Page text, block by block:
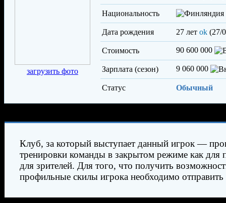
загрузить фото
Национальность
Дата рождения 27 лет ok (27/
Стоимость 90 600 000
Зарплата (сезон) 9 060 000
Статус Обычный
Клуб, за который выступает данный игрок —
тренировки команды в закрытом режиме как для
для зрителей. Для того, что получить
профильные скилы игрока необходимо отправить